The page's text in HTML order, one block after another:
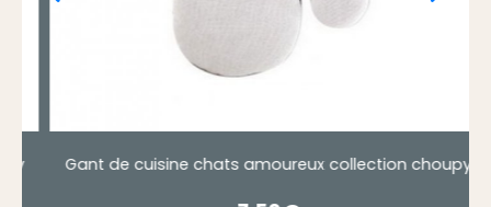
Gant de cuisine chats amoureux collection choupy